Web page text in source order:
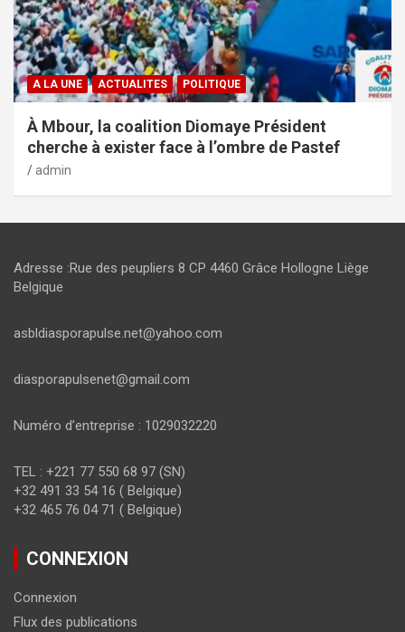
A LA UNE ACTUALITES POLITIQUE
À Mbour, la coalition Diomaye Président
cherche à exister face à l’ombre de Pastef
admin
Adresse :Rue des peupliers 8 CP 4460 Grâce Hollogne Liège
Belgique
asbldiasporapulse.net@yahoo.com
diasporapulsenet@gmail.com
Numéro d’entreprise : 1029032220
TEL : +221 77 550 68 97 (SN)
+32 491 33 54 16 ( Belgique)
+32 465 76 04 71 ( Belgique)
CONNEXION
Connexion
Flux des publications